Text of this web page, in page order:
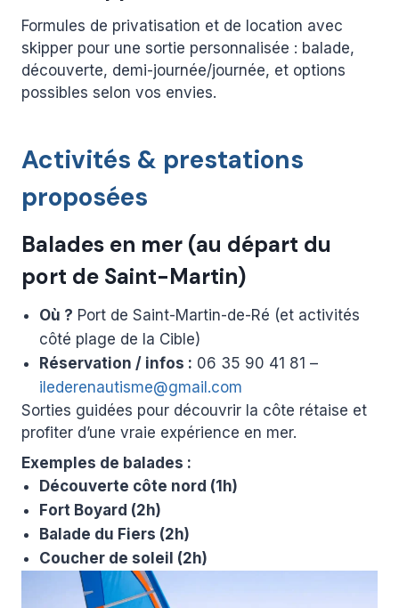
Formules de privatisation et de location avec
skipper pour une sortie personnalisée : balade,
découverte, demi-journée/journée, et options
possibles selon vos envies.
Activités & prestations
proposées
Balades en mer (au départ du
port de Saint-Martin)
Où ? Port de Saint-Martin-de-Ré (et activités
côté plage de la Cible)
Réservation / infos : 06 35 90 41 81 –
ilederenautisme@gmail.com
Sorties guidées pour découvrir la côte rétaise et
profiter d’une vraie expérience en mer.
Exemples de balades :
Découverte côte nord (1h)
Fort Boyard (2h)
Balade du Fiers (2h)
Coucher de soleil (2h)